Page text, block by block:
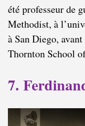
été professeur de
Methodist, à
à San Diego,
Thornton School
7.